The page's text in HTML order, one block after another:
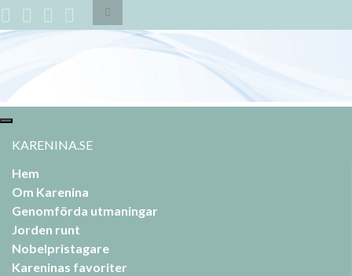
Slå
på/av
sökformulär
Slå
navigering
KARENINA.SE
Hem
Om Karenina
Genomförda utmaningar
Jorden runt
Nobelpristagare
Kareninas favoriter